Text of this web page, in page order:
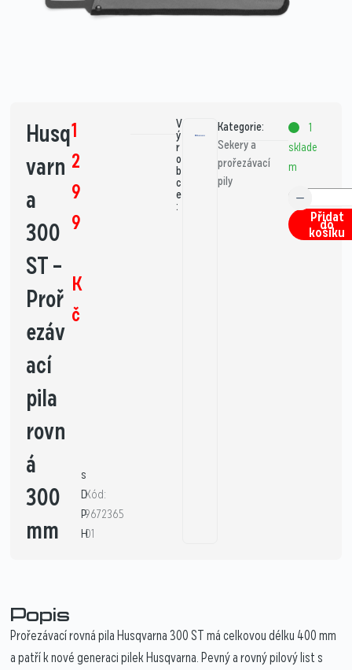
Husq
varn
a
300
ST –
Proř
ezáv
ací
pila
rovn
á
300
mm
1
2
9
9
K
č
s
D
P
H
Kód:
9672365
01
V
ý
r
o
b
c
e
:
Kategorie:
Sekery a
prořezávací
pily
1
sklade
m
Přidat
do
košíku
Popis
Prořezávací rovná pila Husqvarna 300 ST má celkovou délku 400 mm
a patří k nové generaci pilek Husqvarna. Pevný a rovný pilový list s